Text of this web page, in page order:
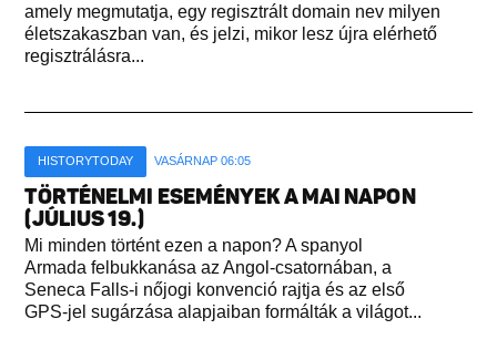
amely megmutatja, egy regisztrált domain nev milyen
életszakaszban van, és jelzi, mikor lesz újra elérhető
regisztrálásra...
HISTORYTODAY VASÁRNAP 06:05
TÖRTÉNELMI ESEMÉNYEK A MAI NAPON
(JÚLIUS 19.)
Mi minden történt ezen a napon? A spanyol
Armada felbukkanása az Angol-csatornában, a
Seneca Falls-i nőjogi konvenció rajtja és az első
GPS-jel sugárzása alapjaiban formálták a világot...